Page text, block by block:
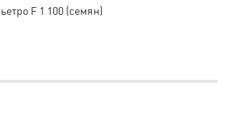
F 1 100 (семян)